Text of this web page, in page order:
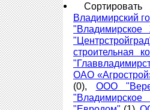
Владимирский
"Владимирское
строительная
ОАО
(0), ООО
"Владимирское